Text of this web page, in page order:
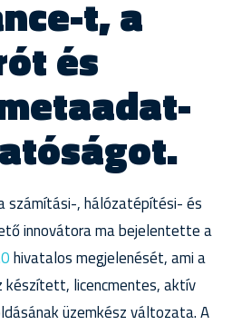
t, a
és
számítási-, hálózatépítési- és
innovátora ma bejelentette a
hivatalos megjelenését, ami a
licencmentes, aktív
üzemkész változata. A